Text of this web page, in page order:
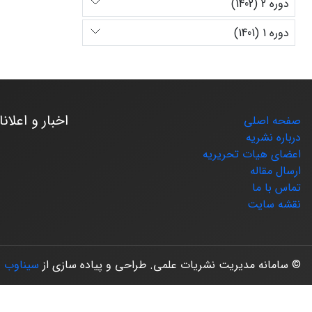
دوره 2 (1402)
دوره 1 (1401)
صفحه اصلی
درباره نشریه
اعضای هیات تحریریه
ارسال مقاله
تماس با ما
نقشه سایت
اخبار و
© سامانه مدیریت نشریات علمی. طراحی و پیاده سازی از سیناوب